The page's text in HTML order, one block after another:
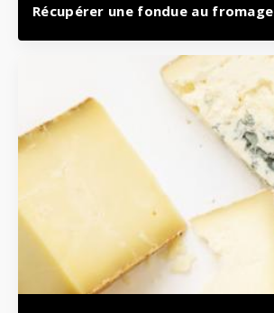
Récupérer une fondue au fromage